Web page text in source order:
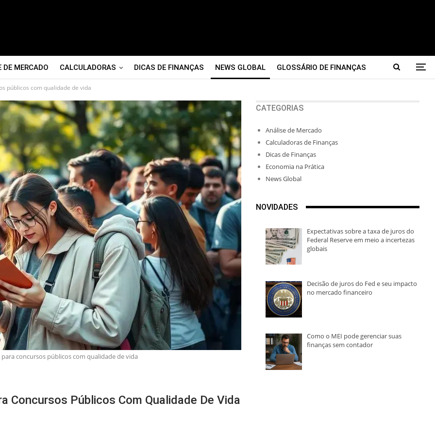
DE MERCADO CALCULADORAS DICAS DE FINANÇAS NEWS GLOBAL GLOSSÁRIO DE FINANÇAS
públicos com qualidade de vida
concursos públicos com qualidade de vida
Concursos Públicos Com Qualidade De Vida
CATEGORIAS
Análise de Mercado
Calculadoras de Finanças
Dicas de Finanças
Economia na Prática
News Global
NOVIDADES
Expectativas sobre a taxa de juros do
Federal Reserve em meio a incertezas
globais
Decisão de juros do Fed e seu impacto
no mercado financeiro
Como o MEI pode gerenciar suas
finanças sem contador